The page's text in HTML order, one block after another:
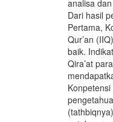
analisa
Dari hasil
Pertama,
Qur’an
baik.
Qira’at